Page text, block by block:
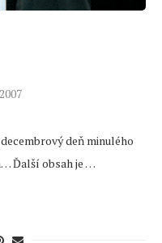
deň minulého
Ďalší obsah je …